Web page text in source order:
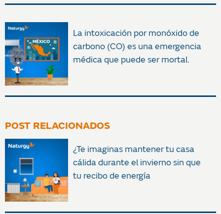
La intoxicación por monóxido de
carbono (CO) es una emergencia
médica que puede ser mortal.
POST RELACIONADOS
¿Te imaginas mantener tu casa
cálida durante el invierno sin que
tu recibo de energía